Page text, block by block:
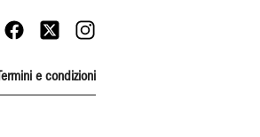
Termini e condizioni